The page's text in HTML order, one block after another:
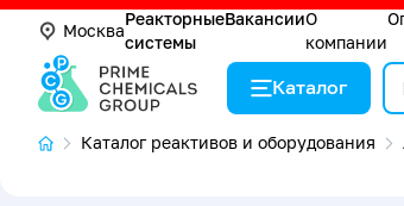
Москва
Реакторные
системы
ВакансииО
компании
Каталог
Каталог реактивов и оборудования